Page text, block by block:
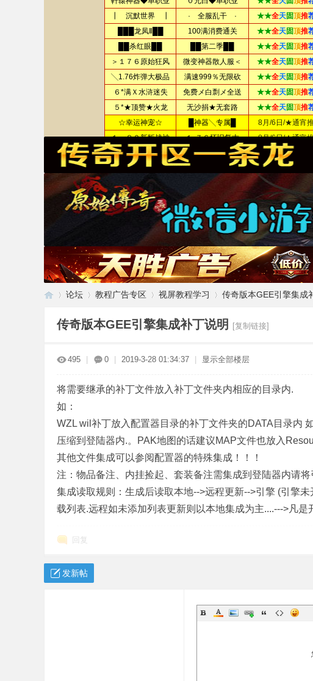
论坛 教程广告专区 视屏教程学习 传奇版本GEE引擎集成
传奇版本GEE引擎集成补丁说明 [复制链接]
495 0 2019-3-28 01:34:37 显示全部楼层
将需要继承的补丁文件放入补丁文件夹内相应的目录内.
如：
WZL wil补丁放入配置器目录的补丁文件夹的DATA目录内
压缩到登陆器内.。PAK地图的话建议MAP文件也放入
其他文件集成可以参阅配置器的特殊集成！！！
注：物品备注、内挂捡起、套装备注需集成到登陆器内请
集成读取规则：生成后读取本地-->远程更新-->引擎 (引擎
载列表.远程如未添加列表更新则以本地集成为主....--->凡
回复
发新帖